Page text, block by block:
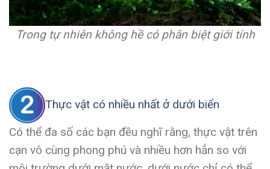
Trong tự nhiên không hề có phân biệt giới tính
Thực vật có nhiều nhất ở dưới biển
Có thể đa số các bạn đều nghĩ rằng, thực vật trên
cạn vô cùng phong phú và nhiều hơn hẳn so với